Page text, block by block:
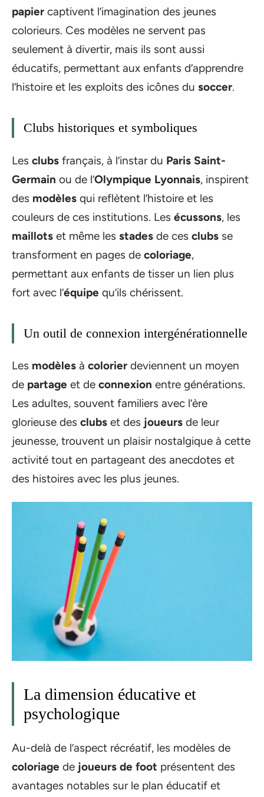
papier captivent l’imagination des jeunes
colorieurs. Ces modèles ne servent pas
seulement à divertir, mais ils sont aussi
éducatifs, permettant aux enfants d’apprendre
l’histoire et les exploits des icônes du soccer.
Clubs historiques et symboliques
Les clubs français, à l’instar du Paris Saint-
Germain ou de l’Olympique Lyonnais, inspirent
des modèles qui reflètent l’histoire et les
couleurs de ces institutions. Les écussons, les
maillots et même les stades de ces clubs se
transforment en pages de coloriage,
permettant aux enfants de tisser un lien plus
fort avec l’équipe qu’ils chérissent.
Un outil de connexion intergénérationnelle
Les modèles à colorier deviennent un moyen
de partage et de connexion entre générations.
Les adultes, souvent familiers avec l’ère
glorieuse des clubs et des joueurs de leur
jeunesse, trouvent un plaisir nostalgique à cette
activité tout en partageant des anecdotes et
des histoires avec les plus jeunes.
La dimension éducative et
psychologique
Au-delà de l’aspect récréatif, les modèles de
coloriage de joueurs de foot présentent des
avantages notables sur le plan éducatif et